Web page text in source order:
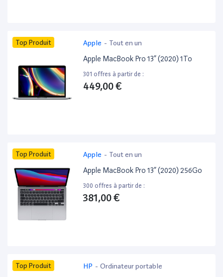
Top Produit Apple - Tout en un
Apple MacBook Pro 13” (2020) 1To
301 offres à partir de :
449,00 €
Top Produit Apple - Tout en un
Apple MacBook Pro 13” (2020) 256Go
300 offres à partir de :
381,00 €
Top Produit HP - Ordinateur portable